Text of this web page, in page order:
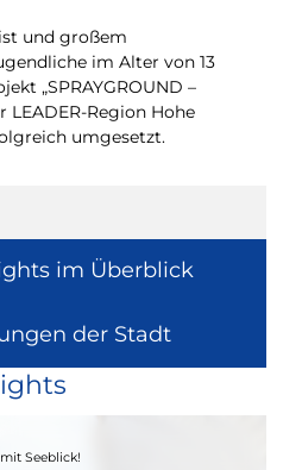
und großem
im Alter von 13
„SPRAYGROUND –
Region Hohe
umgesetzt.
im Überblick
der Stadt
Seeblick!